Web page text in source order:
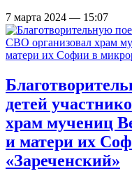
7 марта 2024 — 15:07
детей
храм мучениц
и матери их
«Зареченский»